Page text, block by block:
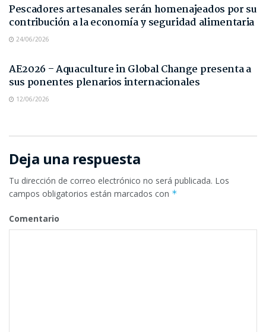
Pescadores artesanales serán homenajeados por su
contribución a la economía y seguridad alimentaria
24/06/2026
AE2026 – Aquaculture in Global Change presenta a
sus ponentes plenarios internacionales
12/06/2026
Deja una respuesta
Tu dirección de correo electrónico no será publicada. Los
campos obligatorios están marcados con *
Comentario